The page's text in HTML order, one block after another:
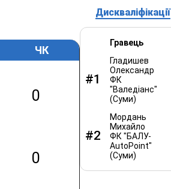
ЧК
0
0
Дискваліфікації
Гравець
#1
Гладишев
Олександр
ФК
"Валедіанс"
(Суми)
#2
Мордань
Михайло
ФК "БАЛУ-
AutoPoint"
(Суми)